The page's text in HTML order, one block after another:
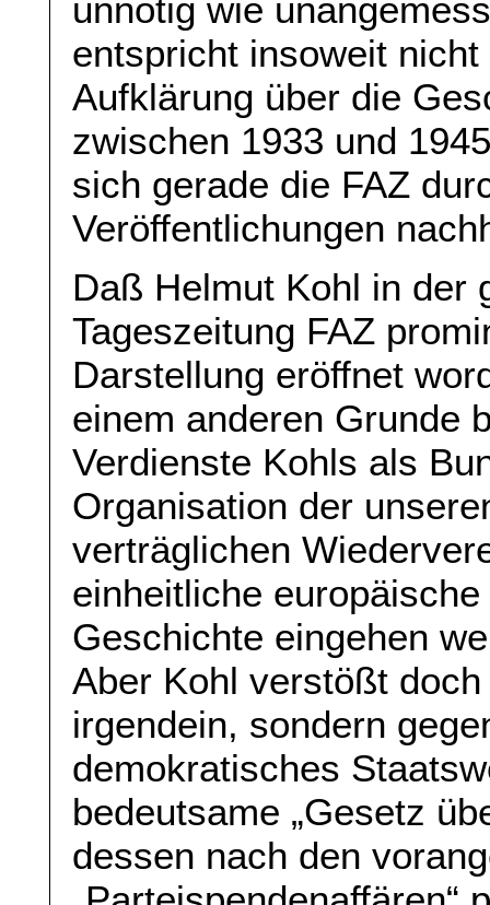
unnötig wie
entspricht insoweit
Aufklärung über die
zwischen 1933 und
sich gerade die FAZ
Veröffentlichungen
Daß Helmut Kohl in der
Tageszeitung FAZ
Darstellung eröffnet
einem anderen Grunde
Verdienste Kohls als
Organisation der
verträglichen
einheitliche
Geschichte eingehen
Aber Kohl verstößt
irgendein, sondern
demokratisches
bedeutsame „Gesetz
dessen nach den